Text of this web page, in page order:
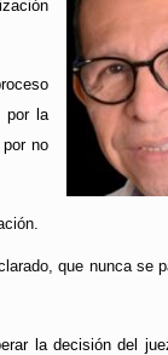
por la
no
que nunca se
la decisión del